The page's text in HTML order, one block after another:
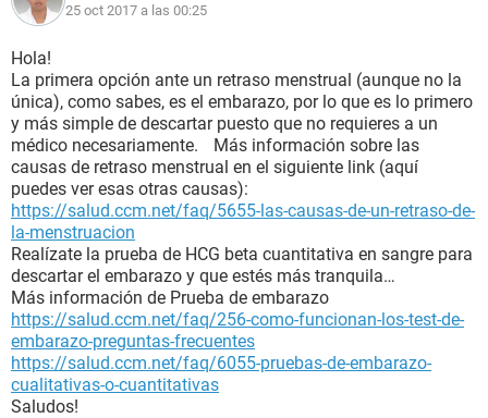
25 oct 2017 a las 00:25
Hola!
La primera opción ante un retraso menstrual (aunque no la
única), como sabes, es el embarazo, por lo que es lo primero
y más simple de descartar puesto que no requieres a un
médico necesariamente. Más información sobre las
causas de retraso menstrual en el siguiente link (aquí
puedes ver esas otras causas):
https://salud.ccm.net/faq/5655-las-causas-de-un-retraso-de-
la-menstruacion
Realízate la prueba de HCG beta cuantitativa en sangre para
descartar el embarazo y que estés más tranquila…
Más información de Prueba de embarazo
https://salud.ccm.net/faq/256-como-funcionan-los-test-de-
embarazo-preguntas-frecuentes
https://salud.ccm.net/faq/6055-pruebas-de-embarazo-
cualitativas-o-cuantitativas
Saludos!